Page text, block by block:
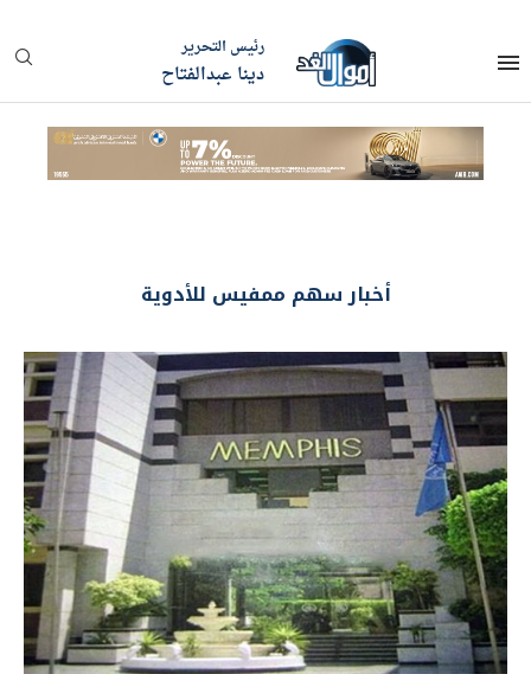
رئيس التحرير
دينا عبدالفتاح
أخبار سهم ممفيس للأدوية